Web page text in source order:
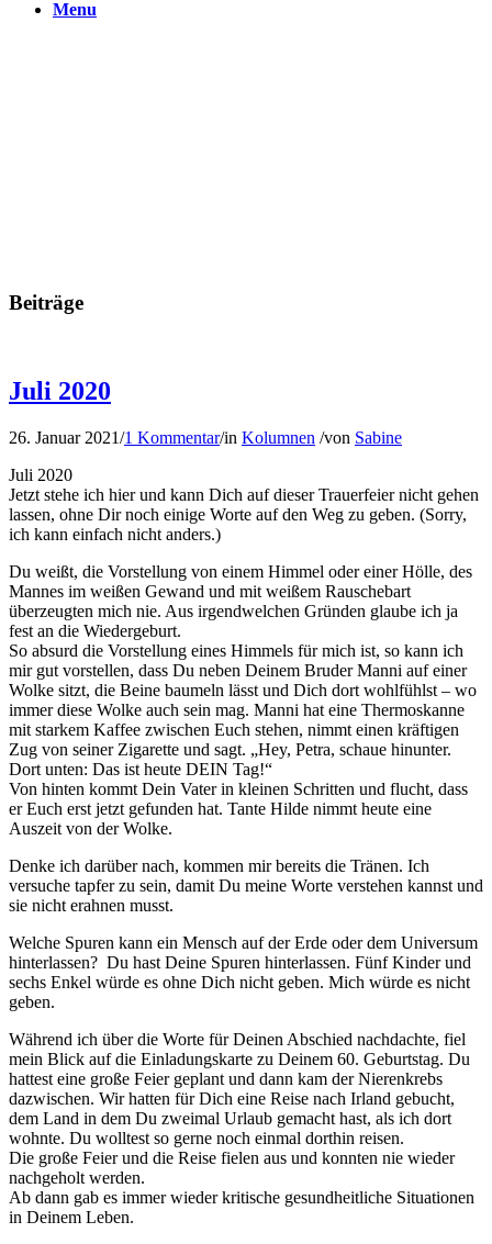
Menu
Beiträge
Juli 2020
26. Januar 2021/1 Kommentar/in Kolumnen /von Sabine
Juli 2020
Jetzt stehe ich hier und kann Dich auf dieser Trauerfeier nicht gehen
lassen, ohne Dir noch einige Worte auf den Weg zu geben. (Sorry,
ich kann einfach nicht anders.)
Du weißt, die Vorstellung von einem Himmel oder einer Hölle, des
Mannes im weißen Gewand und mit weißem Rauschebart
überzeugten mich nie. Aus irgendwelchen Gründen glaube ich ja
fest an die Wiedergeburt.
So absurd die Vorstellung eines Himmels für mich ist, so kann ich
mir gut vorstellen, dass Du neben Deinem Bruder Manni auf einer
Wolke sitzt, die Beine baumeln lässt und Dich dort wohlfühlst – wo
immer diese Wolke auch sein mag. Manni hat eine Thermoskanne
mit starkem Kaffee zwischen Euch stehen, nimmt einen kräftigen
Zug von seiner Zigarette und sagt. „Hey, Petra, schaue hinunter.
Dort unten: Das ist heute DEIN Tag!“
Von hinten kommt Dein Vater in kleinen Schritten und flucht, dass
er Euch erst jetzt gefunden hat. Tante Hilde nimmt heute eine
Auszeit von der Wolke.
Denke ich darüber nach, kommen mir bereits die Tränen. Ich
versuche tapfer zu sein, damit Du meine Worte verstehen kannst und
sie nicht erahnen musst.
Welche Spuren kann ein Mensch auf der Erde oder dem Universum
hinterlassen? Du hast Deine Spuren hinterlassen. Fünf Kinder und
sechs Enkel würde es ohne Dich nicht geben. Mich würde es nicht
geben.
Während ich über die Worte für Deinen Abschied nachdachte, fiel
mein Blick auf die Einladungskarte zu Deinem 60. Geburtstag. Du
hattest eine große Feier geplant und dann kam der Nierenkrebs
dazwischen. Wir hatten für Dich eine Reise nach Irland gebucht,
dem Land in dem Du zweimal Urlaub gemacht hast, als ich dort
wohnte. Du wolltest so gerne noch einmal dorthin reisen.
Die große Feier und die Reise fielen aus und konnten nie wieder
nachgeholt werden.
Ab dann gab es immer wieder kritische gesundheitliche Situationen
in Deinem Leben.